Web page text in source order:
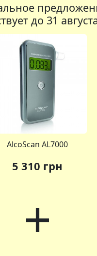
до 31
AlcoScan AL7000
5 310 грн
+